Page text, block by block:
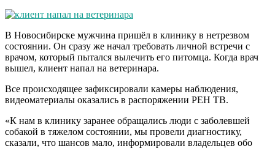
В Новосибирске мужчина пришёл в клинику в нетрезвом
состоянии. Он сразу же начал требовать личной встречи с
врачом, который пытался вылечить его питомца. Когда врач
вышел, клиент напал на ветеринара.
Все происходящее зафиксировали камеры наблюдения,
видеоматериалы оказались в распоряжении РЕН ТВ.
«К нам в клинику заранее обращались люди с заболевшей
собакой в тяжелом состоянии, мы провели диагностику,
сказали, что шансов мало, информировали владельцев обо